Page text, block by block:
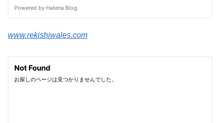
www.rekishiwales.com